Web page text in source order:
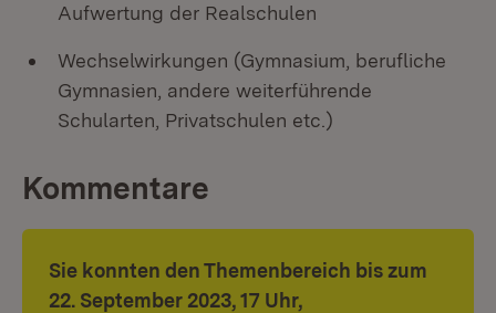
Aufwertung der Realschulen
Wechselwirkungen (Gymnasium, berufliche
Gymnasien, andere weiterführende
Schularten, Privatschulen etc.)
Kommentare
Sie konnten den Themenbereich bis zum
22. September 2023, 17 Uhr,